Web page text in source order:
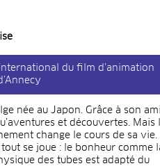
du film d’animation
née au Japon. Grâce à son
et découvertes. Mais
change le cours de sa vie.
se joue : le bonheur comme
des tubes est adapté du